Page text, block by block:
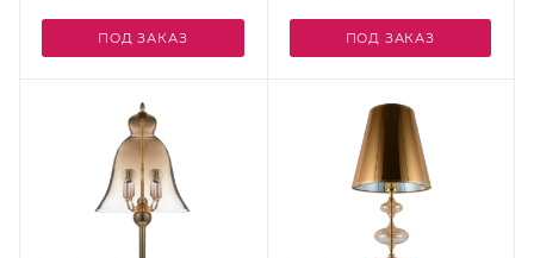
ПОД ЗАКАЗ ПОД ЗАКАЗ